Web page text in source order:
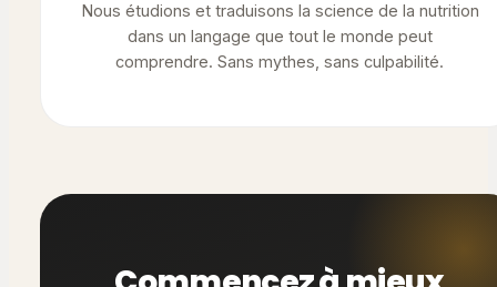
Nous étudions et traduisons la science de la nutrition
dans un langage que tout le monde peut
comprendre. Sans mythes, sans culpabilité.